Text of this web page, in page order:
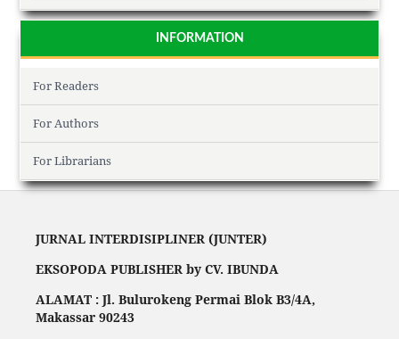
INFORMATION
For Readers
For Authors
For Librarians
JURNAL INTERDISIPLINER (JUNTER)
EKSOPODA PUBLISHER by CV. IBUNDA
ALAMAT : Jl. Bulurokeng Permai Blok B3/4A,
Makassar 90243